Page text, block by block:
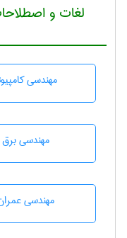
لغات و
مهندسی
مهندسی برق
مهندسی